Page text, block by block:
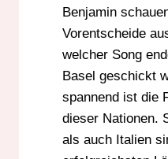
Benjamin
Vorentscheide
welcher Song
Basel geschickt
spannend ist die
dieser Nationen.
als auch Italien